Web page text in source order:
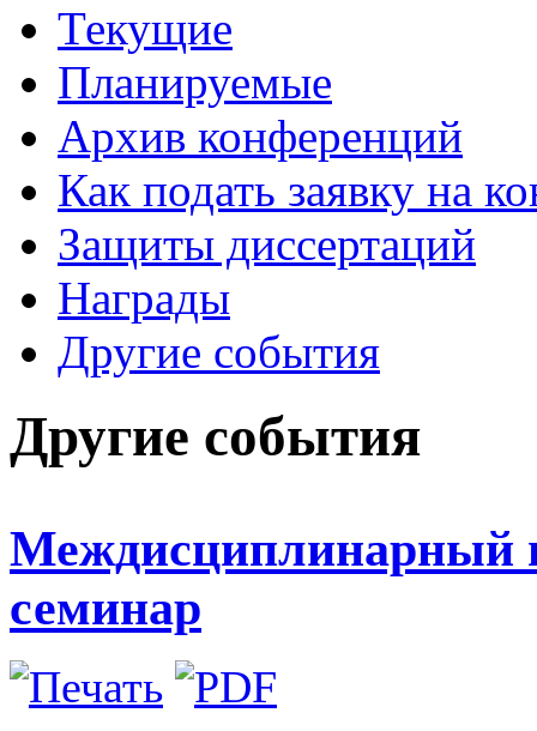
Текущие
Планируемые
Архив конференций
Как подать заявку на
Защиты диссертаций
Награды
Другие события
Другие события
Междисциплинарный
семинар